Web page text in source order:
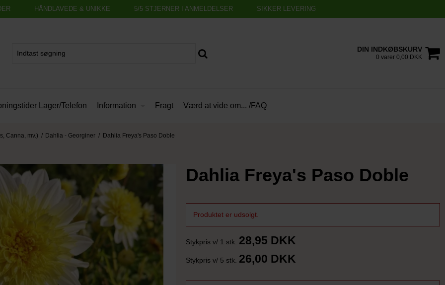
HÅNDLAVEDE & UNIKKE 5/5 STJERNER I ANMELDELSER SIKKER LEVERING
DIN INDKØBSKURV
0 varer 0,00 DKK
Lager/Telefon Information Fragt Værd at vide om... /FAQ
Canna, mv.) / Dahlia - Georginer / Dahlia Freya's Paso Doble
Dahlia Freya's Paso Doble
Produktet er udsolgt.
Stykpris v/ 1 stk. 28,95 DKK
Stykpris v/ 5 stk. 26,00 DKK